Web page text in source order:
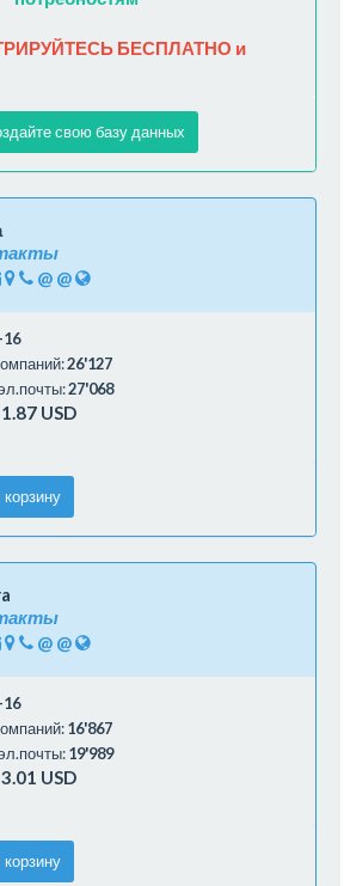
БЕСПЛАТНО и
свою базу данных
@ @
16
26'127
27'068
USD
корзину
@ @
16
16'867
19'989
USD
корзину